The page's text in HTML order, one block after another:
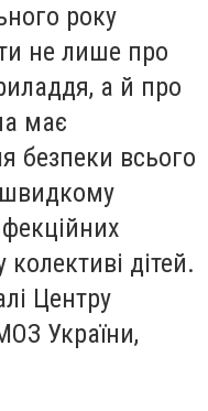
року
не лише про
а й про
має
безпеки всього
швидкому
дітей.
Центру
України,